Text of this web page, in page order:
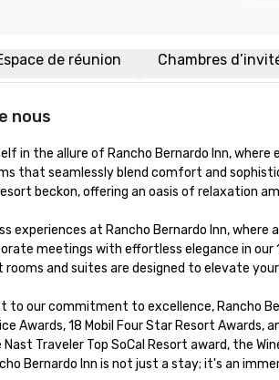
de réunion Chambres
nous
in the allure of Rancho Bernardo Inn,
that seamlessly blend comfort and
beckon, offering an oasis of relaxation
experiences at Rancho Bernardo Inn,
meetings with effortless elegance in
rooms and suites are designed to elevate
to our commitment to excellence, Rancho
Awards, 18 Mobil Four Star Resort Awards,
Nast Traveler Top SoCal Resort award, the
Bernardo Inn is not just a stay; it's an